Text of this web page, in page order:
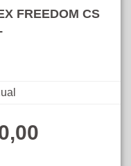
FREEDOM CS